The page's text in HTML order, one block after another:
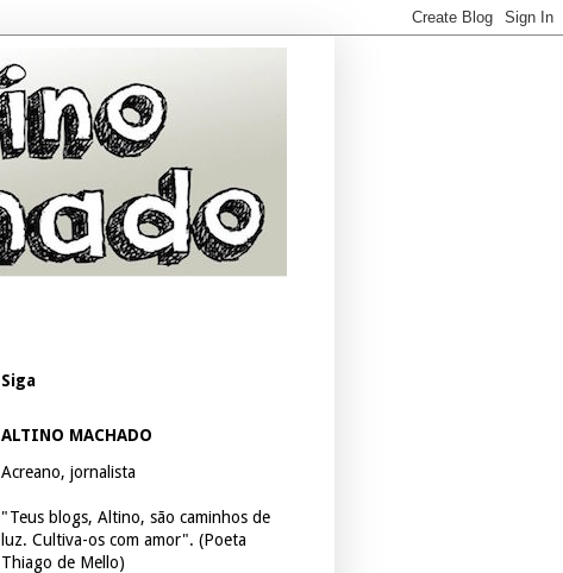
Siga
ALTINO MACHADO
Acreano, jornalista
"Teus blogs, Altino, são caminhos de
luz. Cultiva-os com amor". (Poeta
Thiago de Mello)